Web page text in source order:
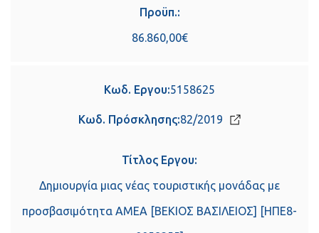
Προϋπ.:
86.860,00€
Κωδ. Εργου:5158625
Κωδ. Πρόσκλησης:82/2019
Τίτλος Εργου:
Δημιουργία μιας νέας τουριστικής μονάδας με
προσβασιμότητα ΑΜΕΑ [ΒΕΚΙΟΣ ΒΑΣΙΛΕΙΟΣ] [ΗΠΕ8-